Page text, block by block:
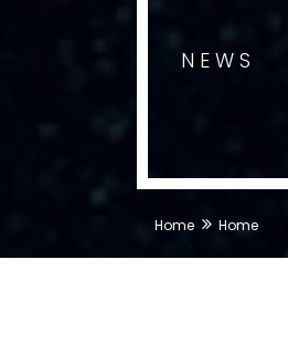
NEWS
Home Home